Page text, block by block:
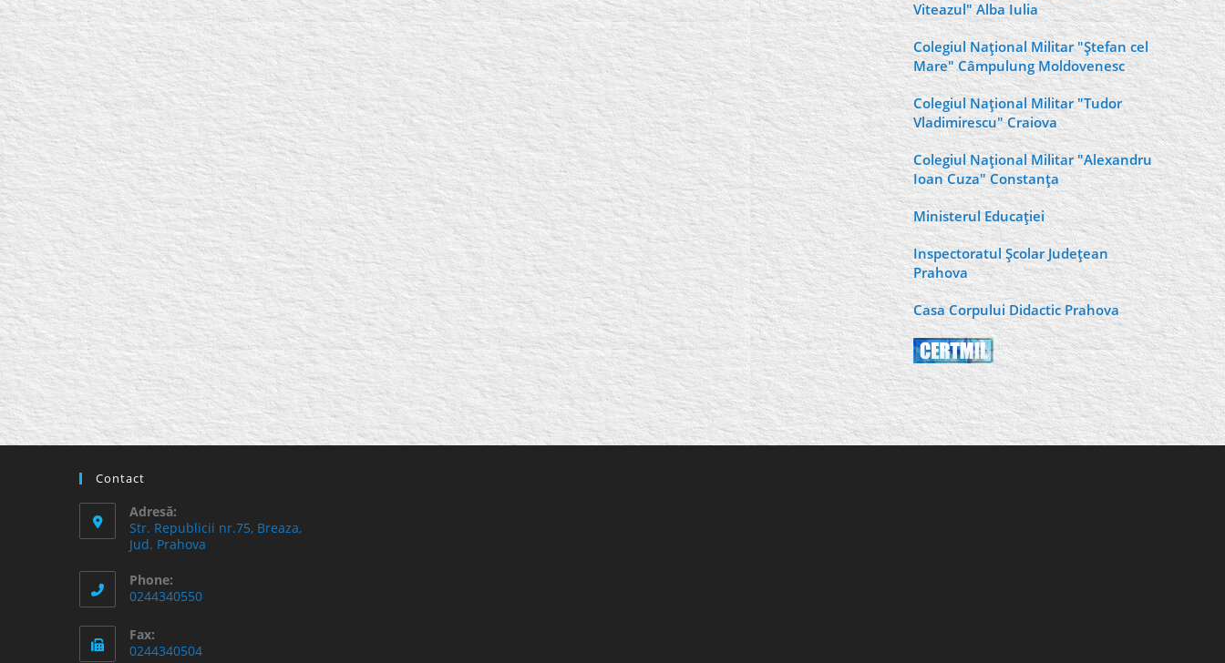
Viteazul" Alba Iulia
Colegiul Naţional Militar "Ştefan cel
Mare" Câmpulung Moldovenesc
Colegiul Naţional Militar "Tudor
Vladimirescu" Craiova
Colegiul Naţional Militar "Alexandru
Ioan Cuza" Constanţa
Ministerul Educaţiei
Inspectoratul Şcolar Judeţean
Prahova
Casa Corpului Didactic Prahova
Contact
Adresă:
Str. Republicii nr.75, Breaza,
Jud. Prahova
Phone:
0244340550
Fax:
0244340504